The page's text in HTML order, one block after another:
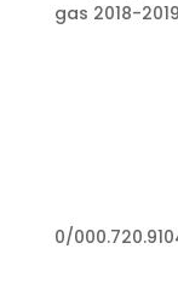
gas 2018-2019
0/